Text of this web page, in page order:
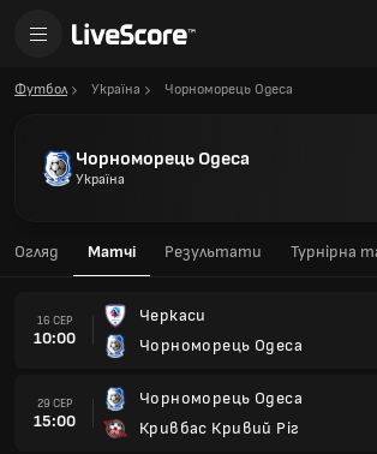
Футбол Україна Чорноморець Одеса
Чорноморець Одеса
Україна
Огляд Матчі Результати Турнірна
16 СЕР
10:00
Черкаси
Чорноморець Одеса
29 СЕР
15:00
Чорноморець Одеса
Кривбас Кривий Ріг